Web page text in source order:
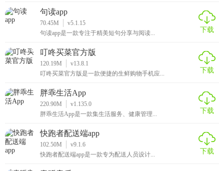
句读app
70.45M
v5.1.15
句读app是一款专注于精美短句分享与阅读...
下载
叮咚买菜官方版
120.19M
v13.8.1
叮咚买菜官方版是一款便捷的生鲜购物手机应...
下载
胖乖生活App
220.90M
v1.135.0
胖乖生活App是一款集生活服务、健康管理...
下载
快跑者配送端app
102.50M
v9.1.6
快跑者配送端app是一款专为配送人员设计...
下载